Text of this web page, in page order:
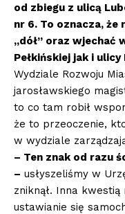
od zbiegu z ulicą
nr 6. To oznacza, że
„dół” oraz wjechać
Pełkińskiej jak i
Wydziale Rozwoju
jarosławskiego
to co tam robił
że to przeoczenie,
w wydziale
– Ten znak od razu
– usłyszeliśmy w
zniknął. Inna
ustawianie się